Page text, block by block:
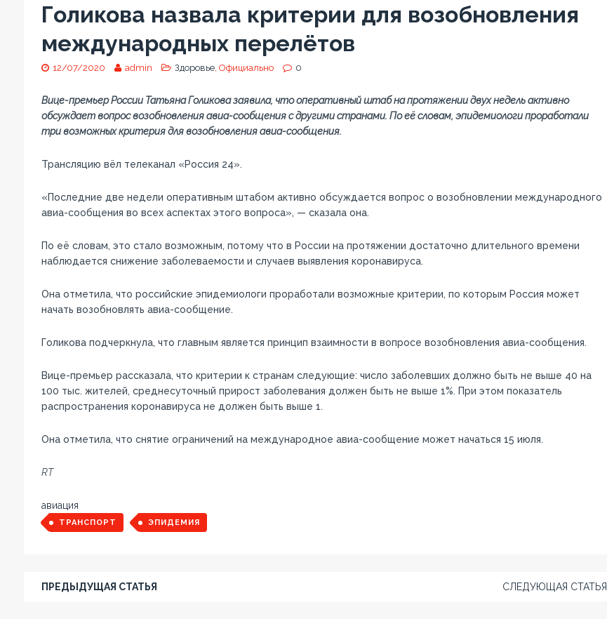
Голикова назвала критерии для возобновления
международных перелётов
12/07/2020 admin Здоровье, Официально 0
Вице-премьер России Татьяна Голикова заявила, что оперативный штаб на протяжении двух недель активно
обсуждает вопрос возобновления авиа-сообщения с другими странами. По её словам, эпидемиологи проработали
три возможных критерия для возобновления авиа-сообщения.
Трансляцию вёл телеканал «Россия 24».
«Последние две недели оперативным штабом активно обсуждается вопрос о возобновлении международного
авиа-сообщения во всех аспектах этого вопроса», — сказала она.
По её словам, это стало возможным, потому что в России на протяжении достаточно длительного времени
наблюдается снижение заболеваемости и случаев выявления коронавируса.
Она отметила, что российские эпидемиологи проработали возможные критерии, по которым Россия может
начать возобновлять авиа-сообщение.
Голикова подчеркнула, что главным является принцип взаимности в вопросе возобновления авиа-сообщения.
Вице-премьер рассказала, что критерии к странам следующие: число заболевших должно быть не выше 40 на
100 тыс. жителей, среднесуточный прирост заболевания должен быть не выше 1%. При этом показатель
распространения коронавируса не должен быть выше 1.
Она отметила, что снятие ограничений на международное авиа-сообщение может начаться 15 июля.
RT
авиация
ТРАНСПОРТ ЭПИДЕМИЯ
ПРЕДЫДУЩАЯ СТАТЬЯ СЛЕДУЮЩАЯ СТАТЬЯ